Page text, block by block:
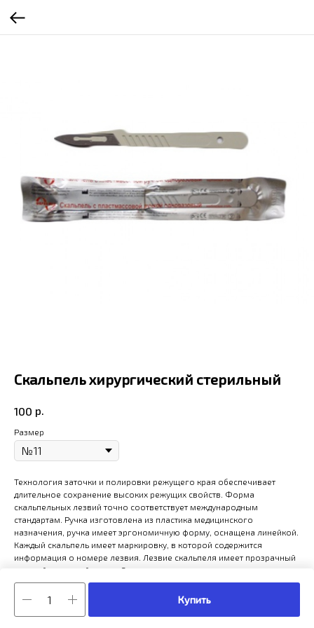
Скальпель хирургический стерильный
100 р.
Размер
Купить
Технология заточки и полировки режущего края обеспечивает
длительное сохранение высоких режущих свойств. Форма
скальпельных лезвий точно соответствует международным
стандартам. Ручка изготовлена из пластика медицинского
назначения, ручка имеет эргономичную форму, оснащена линейкой.
Каждый скальпель имеет маркировку, в которой содержится
информация о номере лезвия. Лезвие скальпеля имеет прозрачный
жесткий защитный чехол. Скальпель упакован в индивидуальную
блистерную упаковку. Каждая упаковка имеет цветовую кодировку.